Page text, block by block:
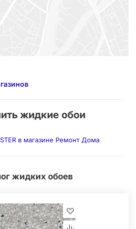
жидкие обои
в магазине Ремонт Дома
жидких обоев